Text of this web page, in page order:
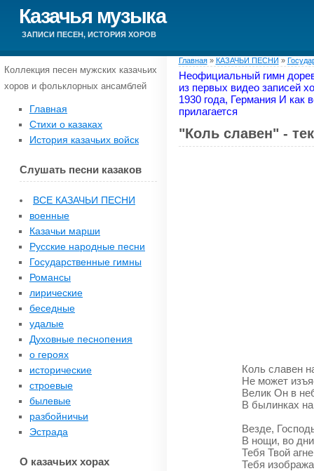
Казачья музыка
ЗАПИСИ ПЕСЕН, ИСТОРИЯ ХОРОВ
Коллекция песен мужских казачьих
хоров и фольклорных ансамблей
Главная
Стихи о казаках
История казачьих войск
Слушать песни казаков
ВСЕ КАЗАЧЬИ ПЕСНИ
военные
Казачьи марши
Русские народные песни
Государственные гимны
Романсы
лирические
беседные
удалые
Духовные песнопения
о героях
исторические
строевые
былевые
разбойничьи
Эстрада
О казачьих хорах
Главная» КАЗАЧЬИ ПЕСНИ »
Неофициальный гимн
из первых видео записей
1930 года, Германия И как
прилагается
"Коль славен" -
Коль славен
Не может
Велик Он в
В былинках
Везде,
В нощи, во
Тебя Твой
Тебя